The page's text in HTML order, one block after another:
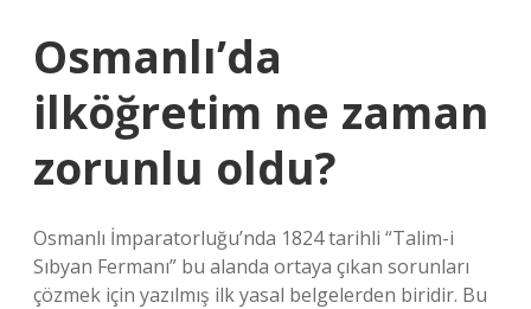
Osmanlı’da
ilköğretim ne zaman
zorunlu oldu?
Osmanlı İmparatorluğu’nda 1824 tarihli “Talim-i
Sıbyan Fermanı” bu alanda ortaya çıkan sorunları
çözmek için yazılmış ilk yasal belgelerden biridir. Bu